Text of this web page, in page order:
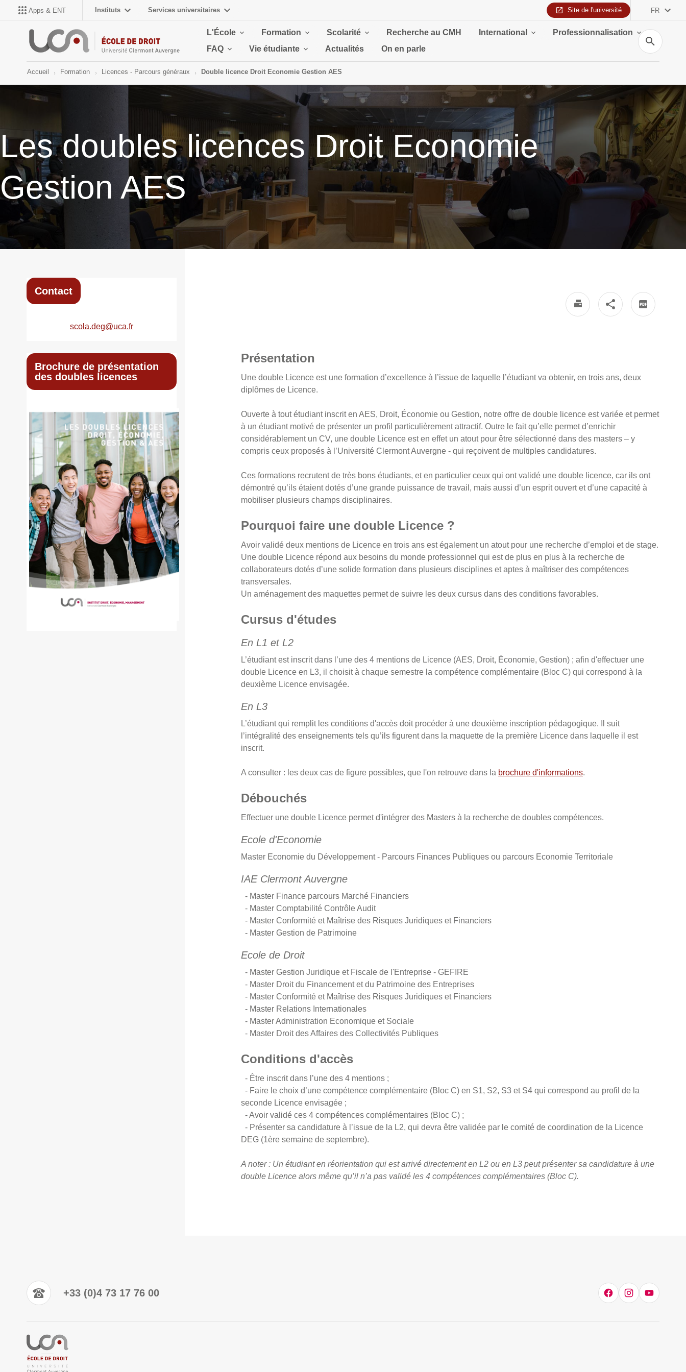
Apps & ENT Instituts Services universitaires Site de l'université FR
L'École Formation Scolarité Recherche au CMH International
Professionnalisation
FAQ
Vie étudiante Actualités On en parle
Recherche
Accueil Formation Licences - Parcours généraux Double licence Droit Economie Gestion AES
Les doubles licences Droit Economie
Gestion AES
Présentation
Une double Licence est une formation d’excellence à l’issue de laquelle l’étudiant va obtenir, en trois ans, deux
diplômes de Licence.
Ouverte à tout étudiant inscrit en AES, Droit, Économie ou Gestion, notre offre de double licence est variée et permet
à un étudiant motivé de présenter un profil particulièrement attractif. Outre le fait qu’elle permet d’enrichir
considérablement un CV, une double Licence est en effet un atout pour être sélectionné dans des masters – y
compris ceux proposés à l’Université Clermont Auvergne - qui reçoivent de multiples candidatures.
Ces formations recrutent de très bons étudiants, et en particulier ceux qui ont validé une double licence, car ils ont
démontré qu’ils étaient dotés d’une grande puissance de travail, mais aussi d’un esprit ouvert et d’une capacité à
mobiliser plusieurs champs disciplinaires.
Pourquoi faire une double Licence ?
Avoir validé deux mentions de Licence en trois ans est également un atout pour une recherche d’emploi et de stage.
Une double Licence répond aux besoins du monde professionnel qui est de plus en plus à la recherche de
collaborateurs dotés d’une solide formation dans plusieurs disciplines et aptes à maîtriser des compétences
transversales.
Un aménagement des maquettes permet de suivre les deux cursus dans des conditions favorables.
Cursus d'études
En L1 et L2
L’étudiant est inscrit dans l’une des 4 mentions de Licence (AES, Droit, Économie, Gestion) ; afin d'effectuer une
double Licence en L3, il choisit à chaque semestre la compétence complémentaire (Bloc C) qui correspond à la
deuxième Licence envisagée.
En L3
L’étudiant qui remplit les conditions d'accès doit procéder à une deuxième inscription pédagogique. Il suit
l’intégralité des enseignements tels qu’ils figurent dans la maquette de la première Licence dans laquelle il est
inscrit.
A consulter : les deux cas de figure possibles, que l'on retrouve dans la brochure d'informations.
Débouchés
Effectuer une double Licence permet d'intégrer des Masters à la recherche de doubles compétences.
Ecole d'Economie
Master Economie du Développement - Parcours Finances Publiques ou parcours Economie Territoriale
IAE Clermont Auvergne
- Master Finance parcours Marché Financiers
- Master Comptabilité Contrôle Audit
- Master Conformité et Maîtrise des Risques Juridiques et Financiers
- Master Gestion de Patrimoine
Ecole de Droit
- Master Gestion Juridique et Fiscale de l'Entreprise - GEFIRE
- Master Droit du Financement et du Patrimoine des Entreprises
- Master Conformité et Maîtrise des Risques Juridiques et Financiers
- Master Relations Internationales
- Master Administration Economique et Sociale
- Master Droit des Affaires des Collectivités Publiques
Conditions d'accès
- Être inscrit dans l’une des 4 mentions ;
- Faire le choix d’une compétence complémentaire (Bloc C) en S1, S2, S3 et S4 qui correspond au profil de la
seconde Licence envisagée ;
- Avoir validé ces 4 compétences complémentaires (Bloc C) ;
- Présenter sa candidature à l’issue de la L2, qui devra être validée par le comité de coordination de la Licence
DEG (1ère semaine de septembre).
A noter : Un étudiant en réorientation qui est arrivé directement en L2 ou en L3 peut présenter sa candidature à une
double Licence alors même qu’il n’a pas validé les 4 compétences complémentaires (Bloc C).
Contact
scola.deg@uca.fr
Brochure de présentation
des doubles licences
+33 (0)4 73 17 76 00